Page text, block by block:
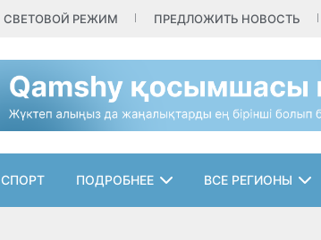
СВЕТОВОЙ РЕЖИМ ПРЕДЛОЖИТЬ НОВОСТЬ
СПОРТ ПОДРОБНЕЕ ВСЕ РЕГИОНЫ